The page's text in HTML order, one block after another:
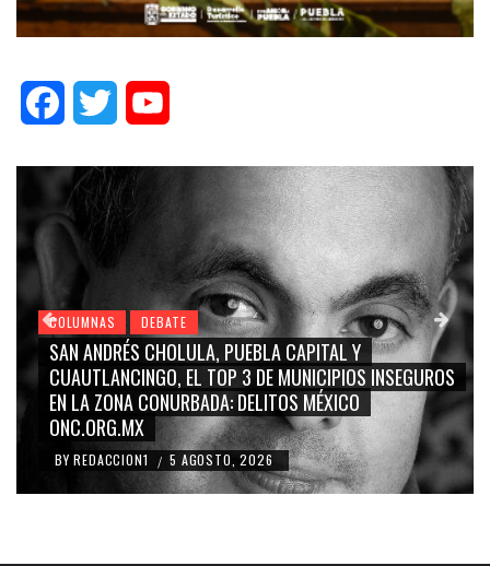
FacebookTwitter
COLUMNAS DEBATE
GRACE PALOMARES, NAY SALVATORI, SERGIO MAYER,
CARMEN SALINAS “LA CORCHOLATA”, CUAUHTÉMOC
BLANCO, SILVIA PINAL: LA TRIVIALIZACIÓN Y
RIDICULIZACIÓN DE LA REPRESENTACIÓN CIUDADANA
BY REDACCION1 / 4 AGOSTO, 2026